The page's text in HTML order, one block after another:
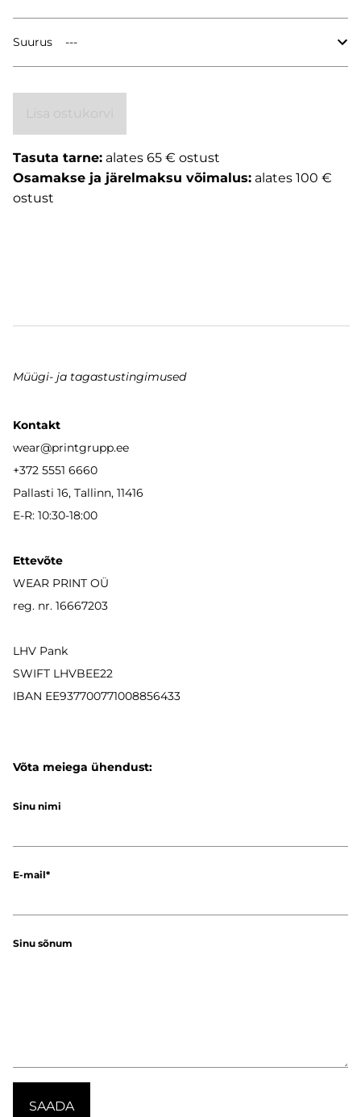
Suurus
Tasuta tarne: alates 65 € ostust
Osamakse ja järelmaksu võimalus: alates 100 €
ostust
Müügi- ja tagastustingimused
Kontakt
wear@printgrupp.ee
+372 5551 6660
Pallasti 16, Tallinn, 11416
E-R: 10:30-18:00
Ettevõte
WEAR PRINT OÜ
reg. nr. 16667203
LHV Pank
SWIFT LHVBEE22
IBAN EE937700771008856433
Võta meiega ühendust:
Sinu nimi
E-mail
Sinu sõnum